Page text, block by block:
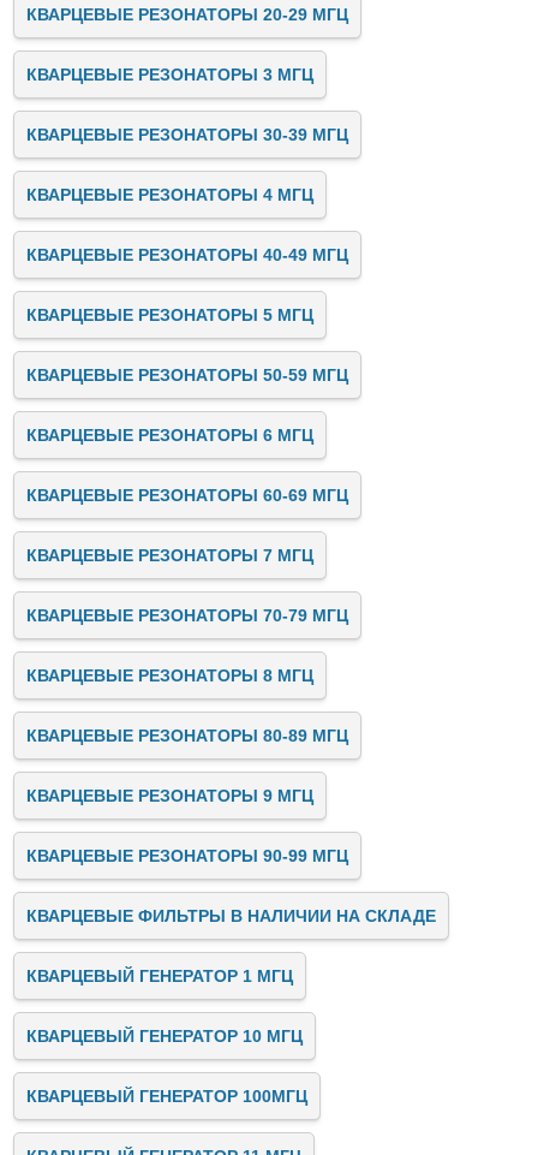
КВАРЦЕВЫЕ РЕЗОНАТОРЫ 20-29 МГЦ
КВАРЦЕВЫЕ РЕЗОНАТОРЫ 3 МГЦ
КВАРЦЕВЫЕ РЕЗОНАТОРЫ 30-39 МГЦ
КВАРЦЕВЫЕ РЕЗОНАТОРЫ 4 МГЦ
КВАРЦЕВЫЕ РЕЗОНАТОРЫ 40-49 МГЦ
КВАРЦЕВЫЕ РЕЗОНАТОРЫ 5 МГЦ
КВАРЦЕВЫЕ РЕЗОНАТОРЫ 50-59 МГЦ
КВАРЦЕВЫЕ РЕЗОНАТОРЫ 6 МГЦ
КВАРЦЕВЫЕ РЕЗОНАТОРЫ 60-69 МГЦ
КВАРЦЕВЫЕ РЕЗОНАТОРЫ 7 МГЦ
КВАРЦЕВЫЕ РЕЗОНАТОРЫ 70-79 МГЦ
КВАРЦЕВЫЕ РЕЗОНАТОРЫ 8 МГЦ
КВАРЦЕВЫЕ РЕЗОНАТОРЫ 80-89 МГЦ
КВАРЦЕВЫЕ РЕЗОНАТОРЫ 9 МГЦ
КВАРЦЕВЫЕ РЕЗОНАТОРЫ 90-99 МГЦ
КВАРЦЕВЫЕ ФИЛЬТРЫ В НАЛИЧИИ НА СКЛАДЕ
КВАРЦЕВЫЙ ГЕНЕРАТОР 1 МГЦ
КВАРЦЕВЫЙ ГЕНЕРАТОР 10 МГЦ
КВАРЦЕВЫЙ ГЕНЕРАТОР 100МГЦ